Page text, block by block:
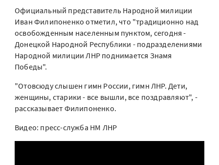
Официальный представитель Народной милиции
Иван Филипоненко отметил, что "традиционно над
освобожденным населенным пунктом, сегодня -
Донецкой Народной Республики - подразделениями
Народной милиции ЛНР поднимается Знамя
Победы".
"Отовсюду слышен гимн России, гимн ЛНР. Дети,
женщины, старики - все вышли, все поздравляют", -
рассказывает Филипоненко.
Видео: пресс-служба НМ ЛНР